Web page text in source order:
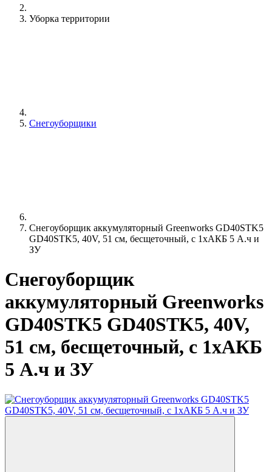
Уборка территории
Снегоуборщики
Снегоуборщик аккумуляторный Greenworks GD40STK5
GD40STK5, 40V, 51 см, бесщеточный, с 1хАКБ 5 А.ч и
ЗУ
Снегоуборщик
аккумуляторный Greenworks
GD40STK5 GD40STK5, 40V,
51 см, бесщеточный, с 1хАКБ
5 А.ч и ЗУ